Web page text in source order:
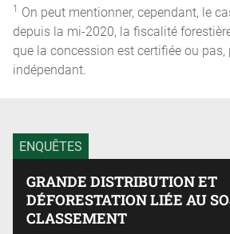
1 On peut mentionner, cependant, le
depuis la mi-2020, la fiscalité
que la concession est certifiée ou pas,
indépendant.
ENQUÊTES
GRANDE DISTRIBUTION ET
DÉFORESTATION LIÉE AU
CLASSEMENT